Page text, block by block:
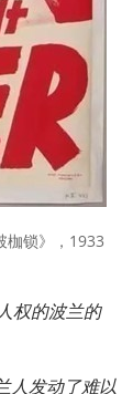
枷锁》，1933
权的波兰的
人发动了难以